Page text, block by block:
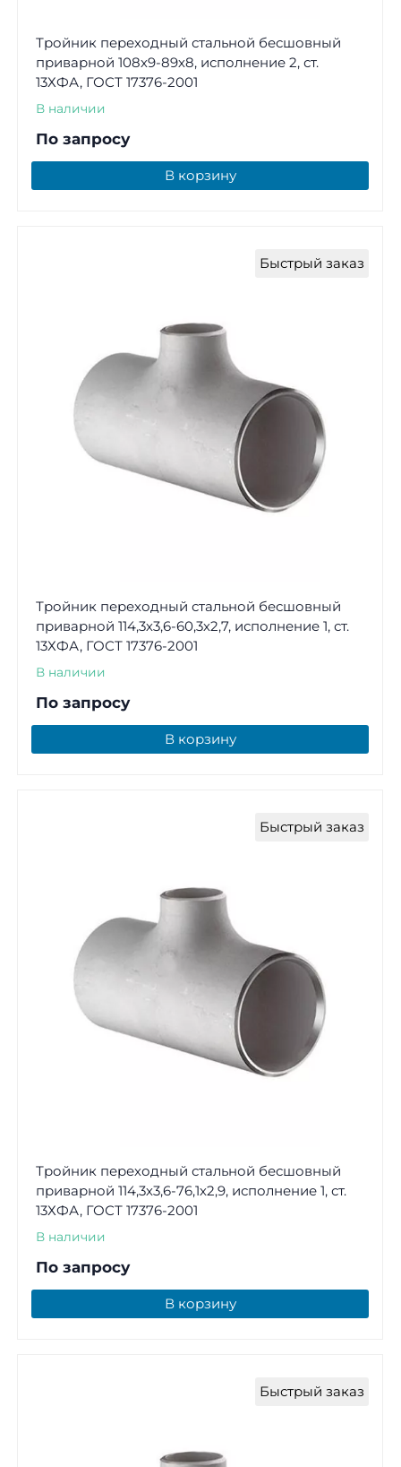
Тройник переходный стальной бесшовный
приварной 108х9-89х8, исполнение 2, ст.
13ХФА, ГОСТ 17376-2001
В наличии
По запросу
В корзину
Быстрый заказ
Тройник переходный стальной бесшовный
приварной 114,3х3,6-60,3х2,7, исполнение 1, ст.
13ХФА, ГОСТ 17376-2001
В наличии
По запросу
В корзину
Быстрый заказ
Тройник переходный стальной бесшовный
приварной 114,3х3,6-76,1х2,9, исполнение 1, ст.
13ХФА, ГОСТ 17376-2001
В наличии
По запросу
В корзину
Быстрый заказ